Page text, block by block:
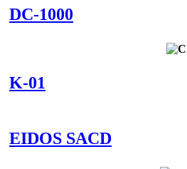
DC-1000
K-01
EIDOS SACD